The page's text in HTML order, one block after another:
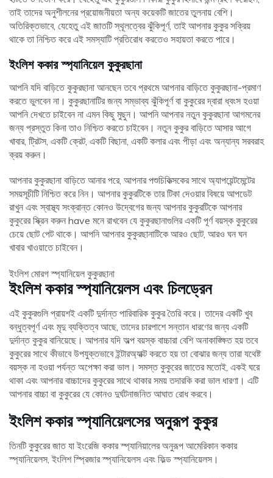
তাই তাদের অনুশীলনের প্রয়োজনীয়তা অন্য কয়েকটি জাতের তুলনায় বেশি।
অতিরিক্তভাবে, যেহেতু এই জাতটি স্থূলত্বের ঝুঁকিপূর্ণ, তাই আপনার কুকুর সক্রিয়
থাকে তা নিশ্চিত করে এই সমস্যাটি প্রতিরোধ করতেও সহায়তা করতে পারে।
ইংলিশ ককার স্প্যানিয়েল কুকুরছানা
আপনি যদি বাড়িতে কুকুরছানা আনছেন তবে প্রথমে আপনার বাড়িতে কুকুরছানা-প্রমাণ
করতে ভুলবেন না। কুকুরছানাটির জন্য সম্ভাব্য ঝুঁকিপূর্ণ বা কুকুরের দ্বারা ধ্বংস হওয়া
আপনি দেখতে চাইবেন না এমন কিছু মুছুন। আপনি আপনার নতুন কুকুরছানা আগমনের
জন্য প্রস্তুত কিনা তাও নিশ্চিত করতে চাইবেন। নতুন কুকুর বাড়িতে আসার আগে
খাবার, ট্রিটস, একটি ক্রেট, একটি বিছানা, একটি কলার এবং পীড়া এবং অন্যান্য সরবরাহ
ক্রয় করুন।
আপনার কুকুরছানা বাড়িতে আনার পরে, আপনার পশুচিকিত্সকের সাথে অ্যাপয়েন্টমেন্টের
সময়সূচীটি নিশ্চিত করে নিন। আপনার কুকুরটিকে তার টিকা দেওয়ার বিষয়ে আপডেট
রাখুন এবং স্বাস্থ্য সংক্রান্ত কোনও উদ্বেগের জন্য আপনার কুকুরটিকে আপনার
কুকুরের স্ক্রিন করুন have মনে রাখবেন যে কুকুরছানাগুলির একটি পূর্ণ বয়স্ক কুকুরের
চেয়ে ছোট পেট থাকে। আপনি আপনার কুকুরছানাটিকে আরও ছোট, আরও ঘন ঘন
খাবার খাওয়াতে চাইবেন।
ইংলিশ মোরগ স্প্যানিয়েল কুকুরছানা
ইংলিশ ককার স্প্যানিয়েলস এবং চিলড্রেন
এই কুকুরগুলি প্রায়শই একটি দুর্দান্ত পারিবারিক কুকুর তৈরি করে। তাদের একটি খুব
বন্ধুত্বপূর্ণ এবং মৃদু ব্যক্তিত্ব আছে, তাদের চারপাশে সন্তান ধারণের জন্য একটি
দুর্দান্ত কুকুর বানিয়েছে। আপনার যদি অল্প বয়স্ক বাচ্চারা বেশি অনাকাঙ্ক্ষিত হয় তবে
কুকুরের সাথে কীভাবে উপযুক্তভাবে ইন্টারঅ্যাক্ট করতে হয় তা বোঝার জন্য তারা যথেষ্ট
বয়স্ক না হওয়া পর্যন্ত অপেক্ষা করা ভাল। সমস্ত কুকুরের জাতের মতোই, একই ঘরে
থাকা এবং আপনার বাচ্চাদের কুকুরের সাথে থাকার সময় তদারকি করা ভাল ধারণা। এটি
আপনার বাচ্চা বা কুকুরের যে কোনও দুর্ঘটনাজনিত আঘাত রোধ করবে।
ইংলিশ ককার স্প্যানিয়েলসের অনুরূপ কুকুর
তিনটি কুকুরের জাত যা ইংরেজি ককার স্প্যানিয়ালের অনুরূপ আমেরিকান ককার
স্প্যানিয়েলস, ইংলিশ স্প্রিজার স্প্যানিয়েলস এবং ফিল্ড স্প্যানিয়েলস।